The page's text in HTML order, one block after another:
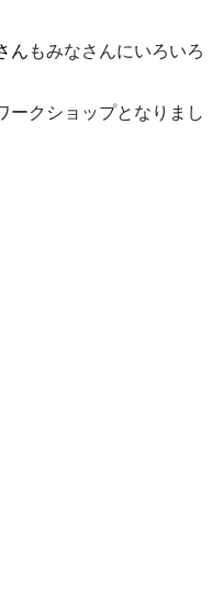
ん もみなさんにいろいろ
ークショップとなりまし